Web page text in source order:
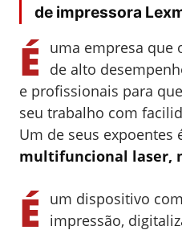
de impressora
É
uma empresa que
de alto
e profissionais para
seu trabalho com
Um de seus expoentes
multifuncional laser,
É
um dispositivo
impressão,